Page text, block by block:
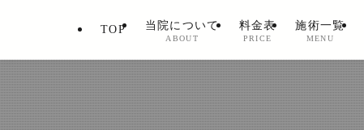
TOP 当院について
ABOUT
料金表
PRICE
施術一覧
MENU